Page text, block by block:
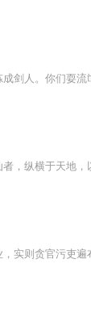
，纵横于天地